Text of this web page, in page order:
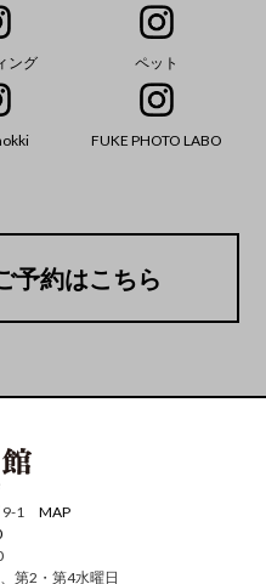
ング ペット
FUKE PHOTO LABO
予約はこちら
9-1 MAP
第2・第4水曜日